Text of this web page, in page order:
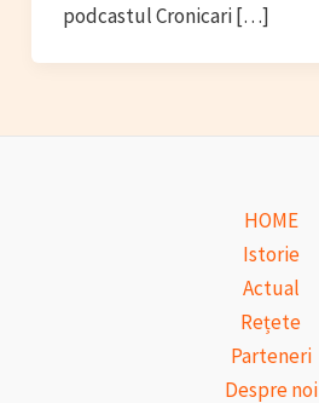
podcastul Cronicari […]
HOME
Istorie
Actual
Rețete
Parteneri
Despre noi